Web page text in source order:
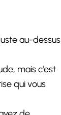
au-dessus
mais c'est
qui vous